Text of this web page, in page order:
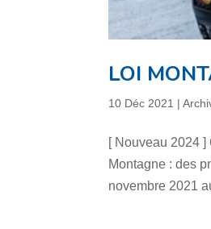
LOI
10 Déc 2021 |
[ Nouveau 2024
Montagne : des
novembre 2021